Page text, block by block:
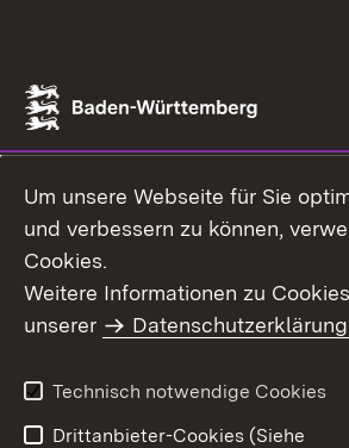
Um unsere Webseite für Sie
und verbessern zu können,
Cookies.
Weitere Informationen zu
unserer
Datenschutzerklärung
Technisch notwendige Cookies
Drittanbieter-Cookies (Siehe